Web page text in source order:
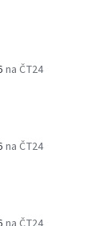
na ČT24
na ČT24
na ČT24